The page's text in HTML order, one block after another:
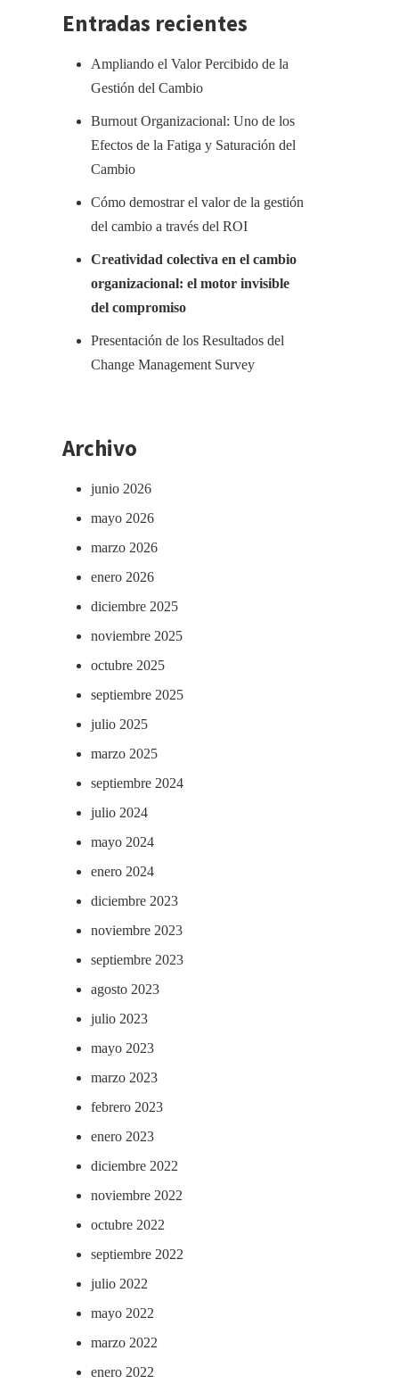
Entradas recientes
Ampliando el Valor Percibido de la
Gestión del Cambio
Burnout Organizacional: Uno de los
Efectos de la Fatiga y Saturación del
Cambio
Cómo demostrar el valor de la gestión
del cambio a través del ROI
Creatividad colectiva en el cambio
organizacional: el motor invisible
del compromiso
Presentación de los Resultados del
Change Management Survey
Archivo
junio 2026
mayo 2026
marzo 2026
enero 2026
diciembre 2025
noviembre 2025
octubre 2025
septiembre 2025
julio 2025
marzo 2025
septiembre 2024
julio 2024
mayo 2024
enero 2024
diciembre 2023
noviembre 2023
septiembre 2023
agosto 2023
julio 2023
mayo 2023
marzo 2023
febrero 2023
enero 2023
diciembre 2022
noviembre 2022
octubre 2022
septiembre 2022
julio 2022
mayo 2022
marzo 2022
enero 2022